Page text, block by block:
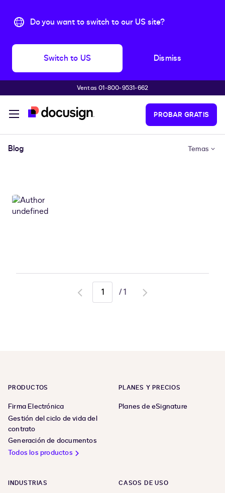
Do you want to switch to our US site?
Switch to US Dismiss
Accede al contenido principalVentas 01-800-9531-662
PROBAR GRATIS
Blog Temas
Go
/1
Go
PRODUCTOS
Firma Electrónica
Gestión del ciclo de vida del
contrato
Generación de documentos
Todos los productos
PLANES Y PRECIOS
Planes de eSignature
INDUSTRIAS CASOS DE USO